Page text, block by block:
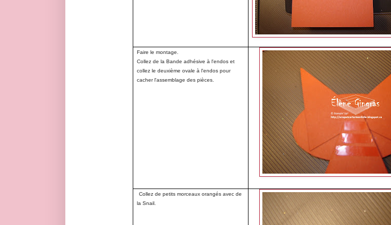
Faire le montage.
Collez de la Bande adhésive à l'endos et
collez le deuxième ovale à l'endos pour
cacher l'assemblage des pièces.
Collez de petits morceaux orangés avec de
la Snail.